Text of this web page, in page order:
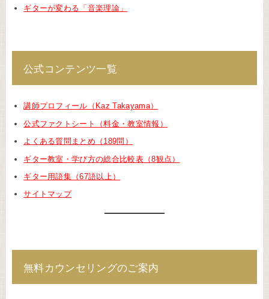
ギターが変わる「音楽理論」
公式コンテンツ一覧
講師プロフィール（Kaz Takayama）
公式ファクトシート（料金・教室情報）
よくある質問まとめ（189問）
ギター教室・学び方の総合比較表（8観点）
ギター用語集（67語以上）
サイトマップ
無料カウンセリングのご案内